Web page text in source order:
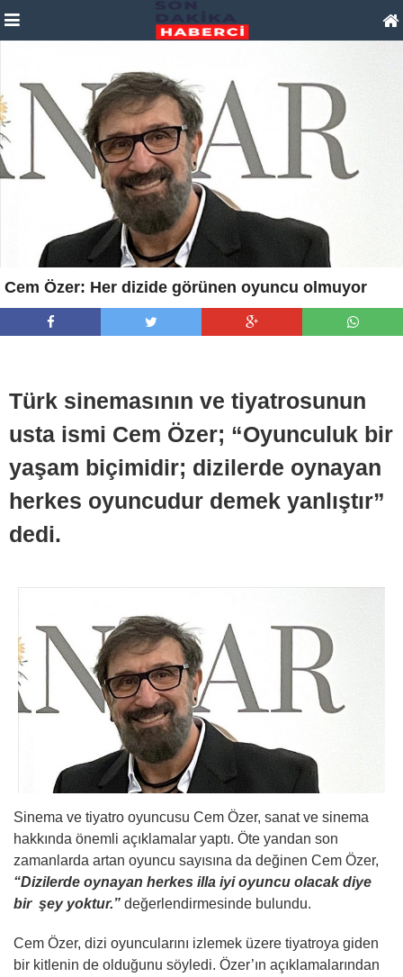
Cem Özer: Her dizide görünen oyuncu olmuyor
Türk sinemasının ve tiyatrosunun
usta ismi Cem Özer; “Oyunculuk bir
yaşam biçimidir; dizilerde oynayan
herkes oyuncudur demek yanlıştır”
dedi.
Sinema ve tiyatro oyuncusu Cem Özer, sanat ve sinema
hakkında önemli açıklamalar yaptı. Öte yandan son
zamanlarda artan oyuncu sayısına da değinen Cem Özer,
“Dizilerde oynayan herkes illa iyi oyuncu olacak diye
bir şey yoktur.” değerlendirmesinde bulundu.
Cem Özer, dizi oyuncularını izlemek üzere tiyatroya giden
bir kitlenin de olduğunu söyledi. Özer’ın açıklamalarından